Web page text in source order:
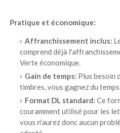
Pratique et économique:
Affranchissement inclus:
comprend déjà
Verte économique.
Gain de temps: Plus besoin
timbres, vous gagnez du
Format DL standard: Ce
couramment utilisé pour les
vous n'aurez donc aucun